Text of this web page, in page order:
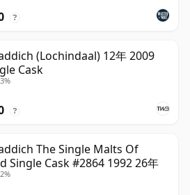
?
(Lochindaal) 12年 2009
Cask
?
The Single Malts Of
Single Cask #2864 1992 26年